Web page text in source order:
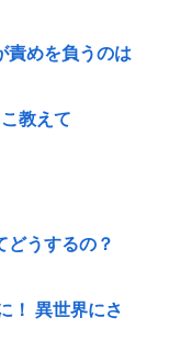
責めを負うのは
教えて
どうするの？
！ 異世界にさ